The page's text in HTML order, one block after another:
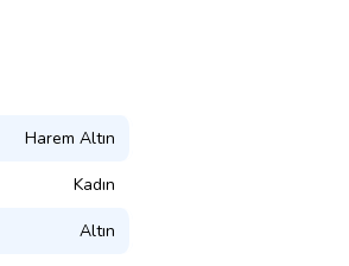
Harem Altın
Kadın
Altın